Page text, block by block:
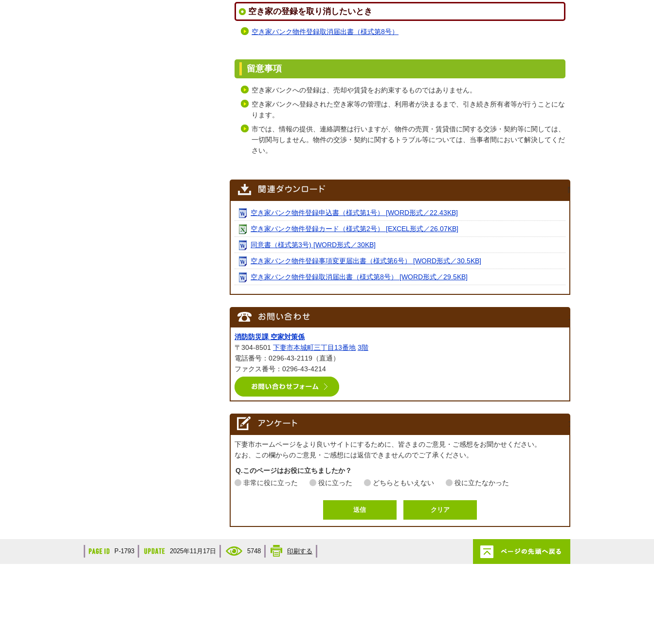
空き家の登録を取り消したいとき
空き家バンク物件登録取消届出書（様式第8号）
留意事項
空き家バンクへの登録は、売却や賃貸をお約束するものではありません。
空き家バンクへ登録された空き家等の管理は、利用者が決まるまで、引き続き所有者等が行うことにな
ります。
市では、情報の提供、連絡調整は行いますが、物件の売買・賃貸借に関する交渉・契約等に関しては、
一切関与しません。物件の交渉・契約に関するトラブル等については、当事者間において解決してくだ
さい。
関連ファイルダウンロード
空き家バンク物件登録申込書（様式第1号） [WORD形式／22.43KB]
空き家バンク物件登録カード（様式第2号） [EXCEL形式／26.07KB]
同意書（様式第3号) [WORD形式／30KB]
空き家バンク物件登録事項変更届出書（様式第6号） [WORD形式／30.5KB]
空き家バンク物件登録取消届出書（様式第8号） [WORD形式／29.5KB]
このページの内容に関する
消防防災課 空家対策係
〒304-8501 下妻市本城町三丁目13番地 3階
電話番号：0296-43-2119（直通）
ファクス番号：0296-43-4214
アンケート
下妻市ホームページをより良いサイトにするために、皆さまのご意見・ご感想をお聞かせください。
なお、この欄からのご意見・ご感想には返信できませんのでご了承ください。
Q.このページはお役に立ちましたか？
非常に役に立った
役に立った どちらともいえない 役に立たなかった
P-1793 2025年11月17日 5748 印刷する